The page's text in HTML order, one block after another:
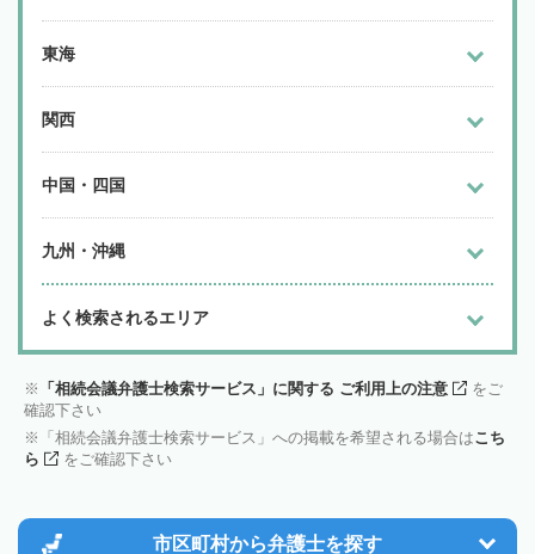
東海
関西
中国・四国
九州・沖縄
よく検索されるエリア
「相続会議弁護士検索サービス」に関する ご利用上の注意
をご
確認下さい
「相続会議弁護士検索サービス」への掲載を希望される場合はこち
ら
をご確認下さい
市区町村から弁護士を探す